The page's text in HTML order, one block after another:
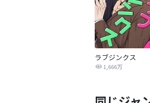
ラブジンクス
1,666万